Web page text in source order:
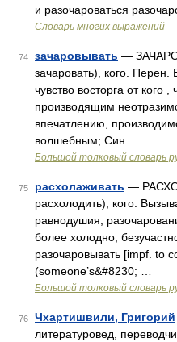
и разочароваться
Словарь многих выражений
74 зачаровывать —
зачаровать), кого. Перен.
чувство восторга от кого ,
производящим
впечатлению,
волшебным; Син …
Большой толковый словарь
75 расхолаживать —
расхолодить), кого.
равнодушия,
более холодно,
разочаровывать [impf. to
(someone’s&#8230; …
Большой толковый словарь
76 Чхартишвили, Григорий
литературовед,